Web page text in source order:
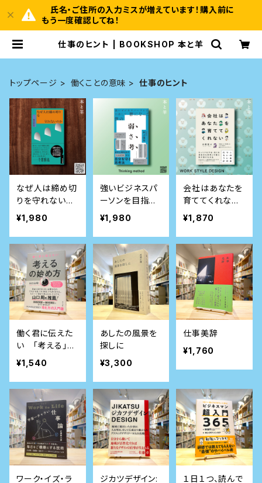
氏名・ご住所の入力ミスが増えています！購入前に
もう一度確認してね！
仕事のヒント | BOOKSHOP 本と羊
トップページ 働くことの意味 仕事のヒント
なぜ人は締め切
りを守れないの
か
¥1,980
強いビジネスパ
ーソンを目指し
て鬱になった僕
の 弱さ考
¥1,980
会社はあなたを
育ててくれない
～「機会」と「時
間」をつくり出す
働きかたのデザ
¥1,870
働く君に伝えた
い 「考える」の
始め方
¥1,540
あしたの風景を
探しに
¥3,300
仕事美辞
¥1,760
ワーク・イズ・ラ
ジカツデザイン:
１日１つ、読んで